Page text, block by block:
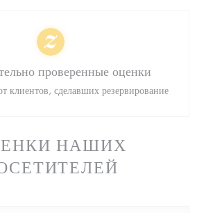
НАШИХ
проверенные оценки
клиентов, сделавших резервирование